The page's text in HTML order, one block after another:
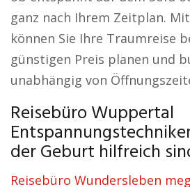
ganz nach Ihrem Zeitplan.
können Sie Ihre Traumreise
günstigen Preis planen und
unabhängig von
Reisebüro Wuppertal
der Geburt hilfreich
Reisebüro Wundersleben